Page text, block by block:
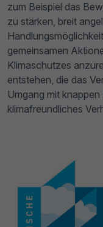
zum Beispiel das
zu stärken, breit
gemeinsamen
Klimaschutzes
entstehen, die das
Umgang mit
klimafreundliches